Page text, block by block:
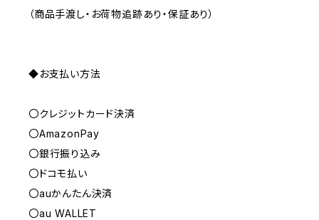
（商品手渡し・お荷物追跡あり・保証あり）
◆お支払い方法
〇クレジットカード決済
〇AmazonPay
〇銀行振り込み
〇ドコモ払い
〇auかんたん決済
〇au WALLET